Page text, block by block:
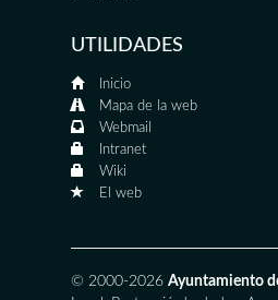
UTILIDADES
Inicio
Mapa de la web
Webmail
Intranet
Wiki
El web
© 2000-2026 Ayuntamiento